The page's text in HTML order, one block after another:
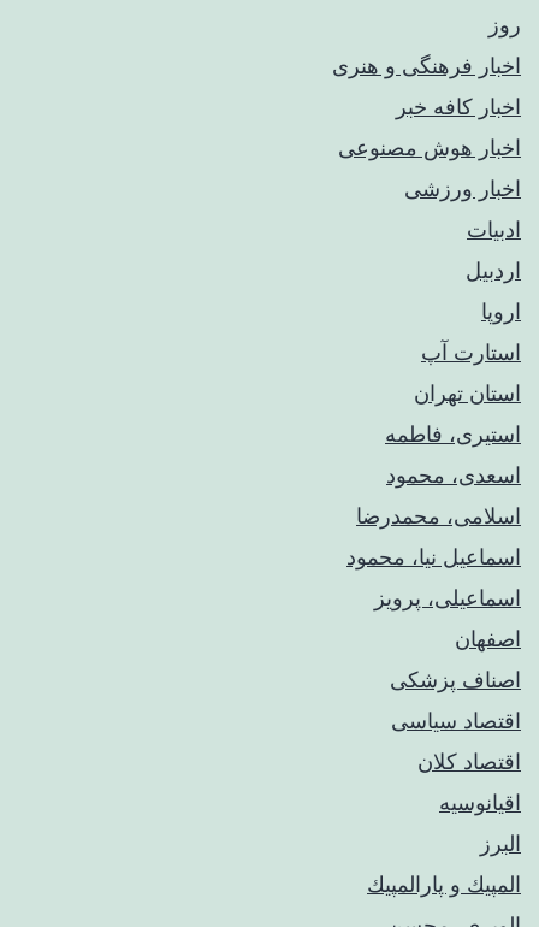
روز
اخبار فرهنگی و هنری
اخبار کافه خبر
اخبار هوش مصنوعی
اخبار ورزشی
ادبیات
اردبیل
اروپا
استارت آپ
استان تهران
استیری، فاطمه
اسعدی، محمود
اسلامی، محمدرضا
اسماعیل نیا، محمود
اسماعیلی، پرویز
اصفهان
اصناف پزشکی
اقتصاد سیاسی
اقتصاد کلان
اقیانوسیه
البرز
المپيك و پارالمپيك